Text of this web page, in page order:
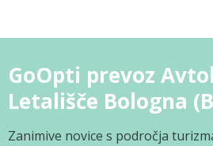
GoOpti prevoz
Letališče Bologna
Zanimive novice s področja